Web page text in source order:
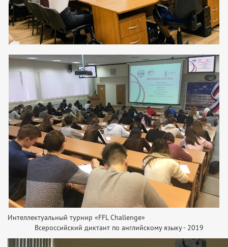
Интеллектуальный турнир «FFL Challenge»
Всероссийский диктант по английскому языку - 2019